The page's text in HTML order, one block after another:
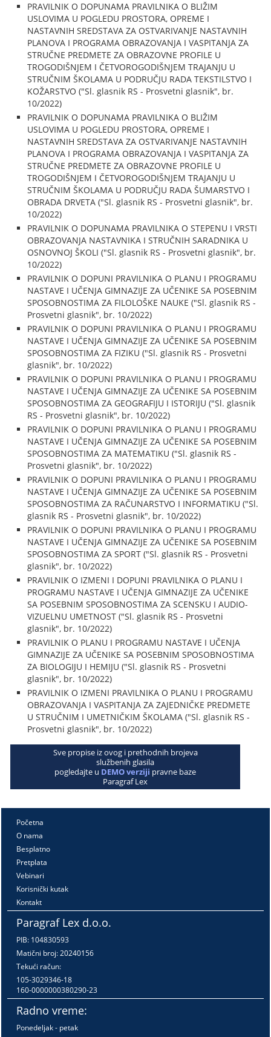
PRAVILNIK O DOPUNAMA PRAVILNIKA O BLIŽIM
USLOVIMA U POGLEDU PROSTORA, OPREME I
NASTAVNIH SREDSTAVA ZA OSTVARIVANJE NASTAVNIH
PLANOVA I PROGRAMA OBRAZOVANJA I VASPITANJA ZA
STRUČNE PREDMETE ZA OBRAZOVNE PROFILE U
TROGODIŠNJEM I ČETVOROGODIŠNJEM TRAJANJU U
STRUČNIM ŠKOLAMA U PODRUČJU RADA TEKSTILSTVO I
KOŽARSTVO ("Sl. glasnik RS - Prosvetni glasnik", br.
10/2022)
PRAVILNIK O DOPUNAMA PRAVILNIKA O BLIŽIM
USLOVIMA U POGLEDU PROSTORA, OPREME I
NASTAVNIH SREDSTAVA ZA OSTVARIVANJE NASTAVNIH
PLANOVA I PROGRAMA OBRAZOVANJA I VASPITANJA ZA
STRUČNE PREDMETE ZA OBRAZOVNE PROFILE U
TROGODIŠNJEM I ČETVOROGODIŠNJEM TRAJANJU U
STRUČNIM ŠKOLAMA U PODRUČJU RADA ŠUMARSTVO I
OBRADA DRVETA ("Sl. glasnik RS - Prosvetni glasnik", br.
10/2022)
PRAVILNIK O DOPUNAMA PRAVILNIKA O STEPENU I VRSTI
OBRAZOVANJA NASTAVNIKA I STRUČNIH SARADNIKA U
OSNOVNOJ ŠKOLI ("Sl. glasnik RS - Prosvetni glasnik", br.
10/2022)
PRAVILNIK O DOPUNI PRAVILNIKA O PLANU I PROGRAMU
NASTAVE I UČENJA GIMNAZIJE ZA UČENIKE SA POSEBNIM
SPOSOBNOSTIMA ZA FILOLOŠKE NAUKE ("Sl. glasnik RS -
Prosvetni glasnik", br. 10/2022)
PRAVILNIK O DOPUNI PRAVILNIKA O PLANU I PROGRAMU
NASTAVE I UČENJA GIMNAZIJE ZA UČENIKE SA POSEBNIM
SPOSOBNOSTIMA ZA FIZIKU ("Sl. glasnik RS - Prosvetni
glasnik", br. 10/2022)
PRAVILNIK O DOPUNI PRAVILNIKA O PLANU I PROGRAMU
NASTAVE I UČENJA GIMNAZIJE ZA UČENIKE SA POSEBNIM
SPOSOBNOSTIMA ZA GEOGRAFIJU I ISTORIJU ("Sl. glasnik
RS - Prosvetni glasnik", br. 10/2022)
PRAVILNIK O DOPUNI PRAVILNIKA O PLANU I PROGRAMU
NASTAVE I UČENJA GIMNAZIJE ZA UČENIKE SA POSEBNIM
SPOSOBNOSTIMA ZA MATEMATIKU ("Sl. glasnik RS -
Prosvetni glasnik", br. 10/2022)
PRAVILNIK O DOPUNI PRAVILNIKA O PLANU I PROGRAMU
NASTAVE I UČENJA GIMNAZIJE ZA UČENIKE SA POSEBNIM
SPOSOBNOSTIMA ZA RAČUNARSTVO I INFORMATIKU ("Sl.
glasnik RS - Prosvetni glasnik", br. 10/2022)
PRAVILNIK O DOPUNI PRAVILNIKA O PLANU I PROGRAMU
NASTAVE I UČENJA GIMNAZIJE ZA UČENIKE SA POSEBNIM
SPOSOBNOSTIMA ZA SPORT ("Sl. glasnik RS - Prosvetni
glasnik", br. 10/2022)
PRAVILNIK O IZMENI I DOPUNI PRAVILNIKA O PLANU I
PROGRAMU NASTAVE I UČENJA GIMNAZIJE ZA UČENIKE
SA POSEBNIM SPOSOBNOSTIMA ZA SCENSKU I AUDIO-
VIZUELNU UMETNOST ("Sl. glasnik RS - Prosvetni
glasnik", br. 10/2022)
PRAVILNIK O PLANU I PROGRAMU NASTAVE I UČENJA
GIMNAZIJE ZA UČENIKE SA POSEBNIM SPOSOBNOSTIMA
ZA BIOLOGIJU I HEMIJU ("Sl. glasnik RS - Prosvetni
glasnik", br. 10/2022)
PRAVILNIK O IZMENI PRAVILNIKA O PLANU I PROGRAMU
OBRAZOVANJA I VASPITANJA ZA ZAJEDNIČKE PREDMETE
U STRUČNIM I UMETNIČKIM ŠKOLAMA ("Sl. glasnik RS -
Prosvetni glasnik", br. 10/2022)
Sve propise iz ovog i prethodnih brojeva
službenih glasila
pogledajte u DEMO verziji pravne baze
Paragraf Lex
Početna
O nama
Besplatno
Pretplata
Vebinari
Korisnički kutak
Kontakt
Paragraf Lex d.o.o.
PIB: 104830593
Matični broj: 20240156
Tekući račun:
105-3029346-18
160-0000000380290-23
Radno vreme:
Ponedeljak - petak